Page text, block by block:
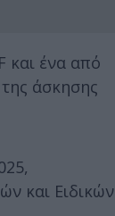
και ένα από
άσκησης
και Ειδικών